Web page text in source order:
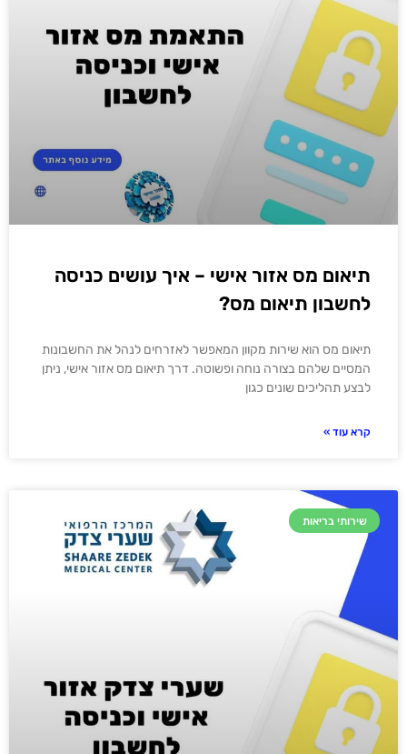
תיאום מס אזור אישי – איך עושים כניסה
לחשבון תיאום מס?
תיאום מס הוא שירות מקוון המאפשר לאזרחים לנהל את החשבונות
המסיים שלהם בצורה נוחה ופשוטה. דרך תיאום מס אזור אישי, ניתן
לבצע תהליכים שונים כגון
קרא עוד »
שירותי בריאות